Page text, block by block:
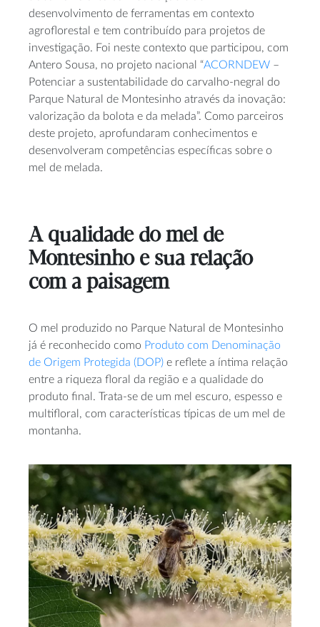
desenvolvimento de ferramentas em contexto
agroflorestal e tem contribuído para projetos de
investigação. Foi neste contexto que participou, com
Antero Sousa, no projeto nacional “ACORNDEW –
Potenciar a sustentabilidade do carvalho-negral do
Parque Natural de Montesinho através da inovação:
valorização da bolota e da melada”. Como parceiros
deste projeto, aprofundaram conhecimentos e
desenvolveram competências específicas sobre o
mel de melada.
A qualidade do mel de
Montesinho e sua relação
com a paisagem
O mel produzido no Parque Natural de Montesinho
já é reconhecido como Produto com Denominação
de Origem Protegida (DOP) e reflete a íntima relação
entre a riqueza floral da região e a qualidade do
produto final. Trata-se de um mel escuro, espesso e
multifloral, com características típicas de um mel de
montanha.